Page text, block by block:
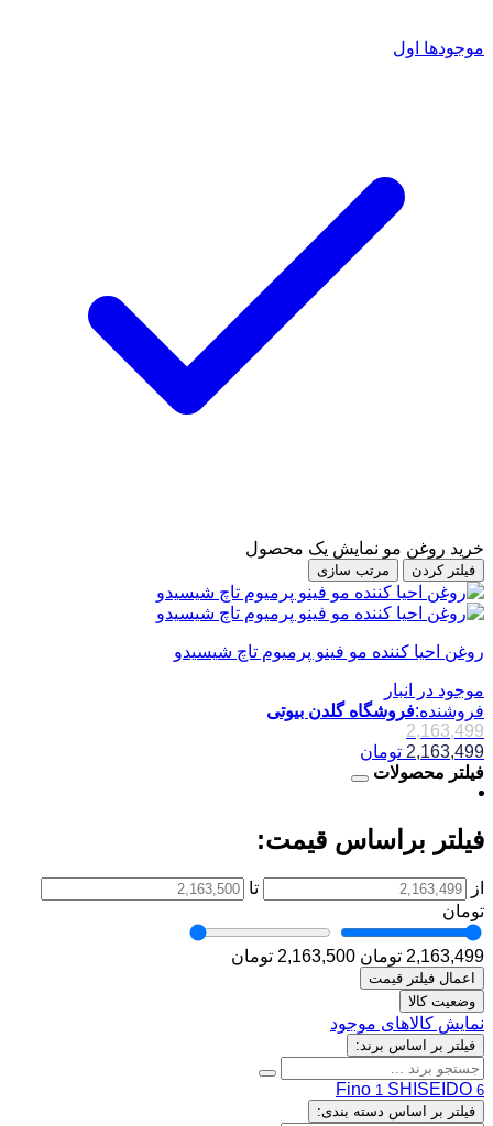
موجودها اول
خرید روغن مو نمایش یک محصول
فیلتر کردن مرتب سازی
روغن احیا کننده مو فینو پرمیوم تاچ شیسیدو
موجود در انبار
فروشنده:فروشگاه گلدن بیوتی
2,163,499
2,163,499 تومان
فیلتر محصولات
فیلتر براساس قیمت:
از
تا
تومان
2,163,499 تومان 2,163,500 تومان
اعمال فیلتر قیمت
وضعیت کالا
نمایش کالاهای موجود
فیلتر بر اساس برند:
Fino 1 SHISEIDO 6
فیلتر بر اساس دسته بندی: